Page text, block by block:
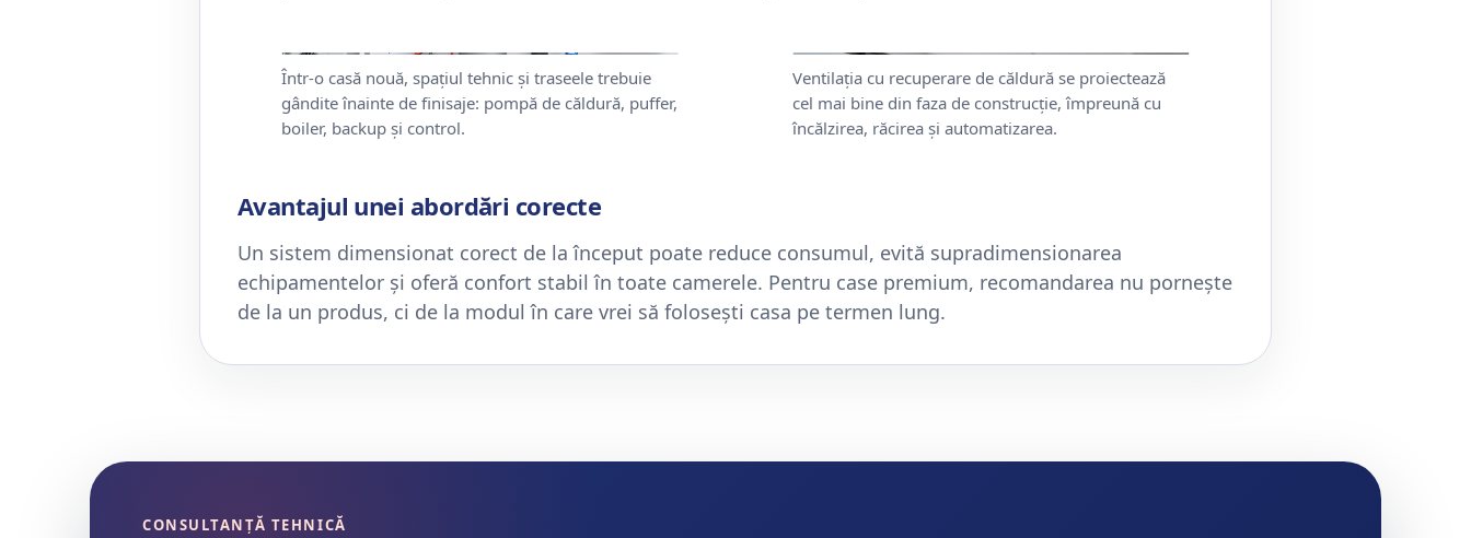
Într-o casă nouă, spațiul tehnic și traseele trebuie
gândite înainte de finisaje: pompă de căldură, puffer,
boiler, backup și control.
Ventilația cu recuperare de căldură se proiectează
cel mai bine din faza de construcție, împreună cu
încălzirea, răcirea și automatizarea.
Avantajul unei abordări corecte
Un sistem dimensionat corect de la început poate reduce consumul, evită supradimensionarea
echipamentelor și oferă confort stabil în toate camerele. Pentru case premium, recomandarea nu pornește
de la un produs, ci de la modul în care vrei să folosești casa pe termen lung.
CONSULTANȚĂ TEHNICĂ